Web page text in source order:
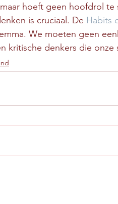
hoeft geen hoofdrol te
is cruciaal. De Habits
We moeten geen
kritische denkers die onze